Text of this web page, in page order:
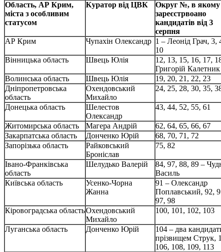
Область, АР Крим,
міста з особливим
статусом
Куратор від ЦВК
Округ №, в якому
зареєстрвоано
кандидатів від 3
серпня
АР Крим
Чупахін Олександр 1 – Леонід Грач, 3,
10
Вінницька область
Швець Юлія
12, 13, 15, 16, 17,
Григорій Калетник
Волинська область
Швець Юлія
19, 20, 21, 22, 23
Дніпропетровська
область
Охендовський
Михайло
24, 25, 28, 30, 35,
Донецька область
Шелестов
Олександр
43, 44, 52, 55, 61
Житомирська область Магера Андрій
62, 64, 65, 66, 67
Закарпатська область
Донченко Юрій
68, 70, 71, 72
Запорізька область
Райковський
Броніслав
75, 82
Івано-Франківська
область
Шелудько Валерій
84, 97, 88, 89 –
Василь
Київська область
Усенко-Чорна
Жанна
91 – Олександр
Поплавський, 92,
97, 98
Кіровоградська областьОхендовський
Михайло
100, 101, 102, 103
Луганська область Донченко Юрій
104 – два
прізвищем Струк,
106, 108, 109, 113